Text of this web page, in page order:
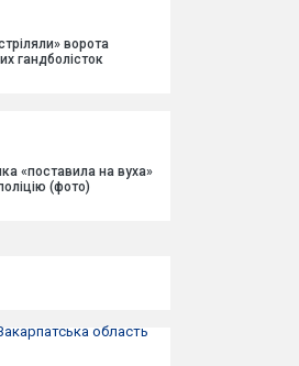
ворота
гандболісток
«поставила на вуха»
(фото)
область